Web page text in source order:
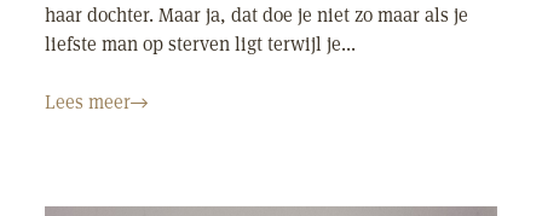
haar dochter. Maar ja, dat doe je niet zo maar als je
liefste man op sterven ligt terwijl je...
Lees meer